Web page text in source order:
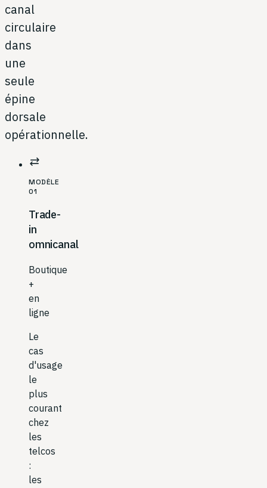
canal
circulaire
dans
une
seule
épine
dorsale
opérationnelle.
sync_alt
MODÈLE
01
Trade-
in
omnicanal
Boutique
+
en
ligne
Le
cas
d'usage
le
plus
courant
chez
les
telcos
:
les